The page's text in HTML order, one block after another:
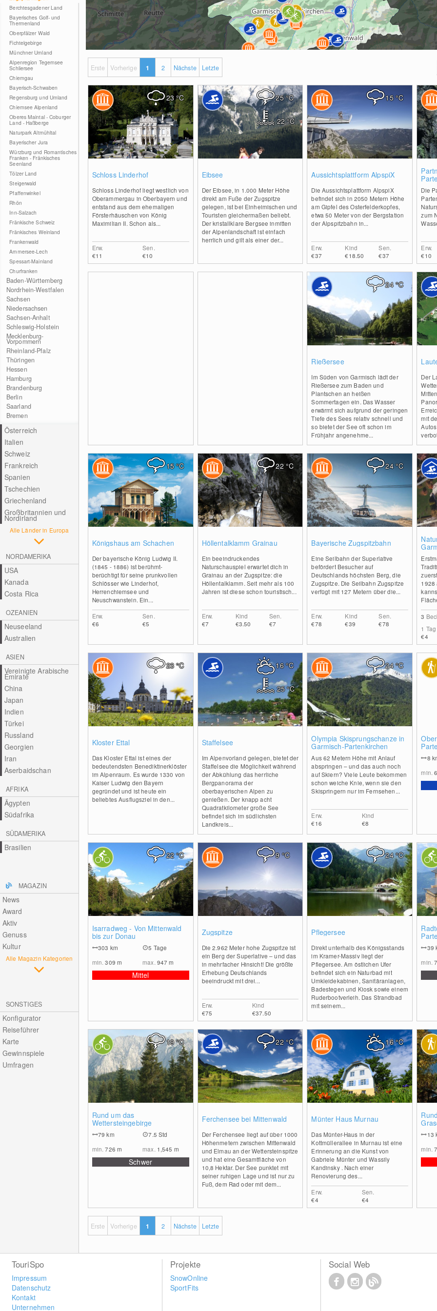
Berchtesgadener Land
Bayerisches Golf- und
Thermenland
Oberpfälzer Wald
Fichtelgebirge
Münchner Umland
Alpenregion Tegernsee
Schliersee
Chiemgau
Bayerisch-Schwaben
Regensburg und Umland
Chiemsee Alpenland
Oberes Maintal - Coburger
Land - Haßberge
Naturpark Altmühltal
Bayerischer Jura
Würzburg und Romantisches
Franken - Fränkisches
Seenland
Tölzer Land
Steigerwald
Pfaffenwinkel
Rhön
Inn-Salzach
Fränkische Schweiz
Fränkisches Weinland
Frankenwald
Ammersee-Lech
Spessart-Mainland
Churfranken
Baden-Württemberg
Nordrhein-Westfalen
Sachsen
Niedersachsen
Sachsen-Anhalt
Schleswig-Holstein
Mecklenburg-
Vorpommern
Rheinland-Pfalz
Thüringen
Hessen
Hamburg
Brandenburg
Berlin
Saarland
Bremen
Österreich
Italien
Schweiz
Frankreich
Spanien
Tschechien
Griechenland
Großbritannien und
Nordirland
Alle Länder in Europa
NORDAMERIKA
USA
Kanada
Costa Rica
OZEANIEN
Neuseeland
Australien
ASIEN
Vereinigte Arabische
Emirate
China
Japan
Indien
Türkei
Russland
Georgien
Iran
Aserbaidschan
AFRIKA
Ägypten
Südafrika
SÜDAMERIKA
Brasilien
MAGAZIN
News
Award
Aktiv
Genuss
Kultur
Alle Magazin Kategorien
SONSTIGES
Konfigurator
Reiseführer
Karte
Gewinnspiele
Umfragen
Erste Vorherige 1 2 Nächste Letzte
Schloss Linderhof
Schloss Linderhof liegt westlich von
Oberammergau in Oberbayern und
entstand aus dem ehemaligen
Försterhäuschen von König
Maximilian II. Schon als...
Erw.
€11
Sen.
€10
23°C
Eibsee
Der Eibsee, in 1.000 Meter Höhe
direkt am Fuße der Zugspitze
gelegen, ist bei Einheimischen und
Touristen gleichermaßen beliebt.
Der kristallklare Bergsee inmitten
der Alpenlandschaft ist einfach
herrlich und gilt als einer der...
25°C
22°C
Aussichtsplattform AlpspiX
Die Aussichtsplattform AlpspiX
befindet sich in 2050 Metern Höhe
am Gipfel des Osterfelderkopfes,
etwa 50 Meter von der Bergstation
der Alpspitzbahn in...
Erw.
€37
Kind
€18.50
Sen.
€37
15°C
Die
zum
Erw.
€10
Rießersee
Im Süden von Garmisch lädt der
Rießersee zum Baden und
Plantschen an heißen
Sommertagen ein. Das Wasser
erwärmt sich aufgrund der geringen
Tiefe des Sees relativ schnell und
so bietet der See oft schon im
Frühjahr angenehme...
24°C
Der
mit
Königshaus am Schachen
Der bayerische König Ludwig II.
(1845 - 1886) ist berühmt-
berüchtigt für seine prunkvollen
Schlösser wie Linderhof,
Herrenchiemsee und
Neuschwanstein. Ein...
Erw.
€6
Sen.
€5
15°C
Höllentalklamm Grainau
Ein beeindruckendes
Naturschauspiel erwartet dich in
Grainau an der Zugspitze: die
Höllentalklamm. Seit mehr als 100
Jahren ist diese schon touristisch...
Erw.
€7
Kind
€3.50
Sen.
€7
22 °C
Bayerische Zugspitzbahn
Eine Seilbahn der Superlative
befördert Besucher auf
Deutschlands höchsten Berg, die
Zugspitze. Die Seilbahn Zugspitze
verfügt mit 127 Metern über die...
Erw.
€78
Kind
€39
Sen.
€78
24°C
1928
3
1 Tag
€4
Kloster Ettal
Das Kloster Ettal ist eines der
bedeutendsten Benediktinerklöster
im Alpenraum. Es wurde 1330 von
Kaiser Ludwig den Bayern
gegründet und ist heute ein
beliebtes Ausflugsziel in den...
23°C
Staffelsee
Im Alpenvorland gelegen, bietet der
Staffelsee die Möglichkeit während
der Abkühlung das herrliche
Bergpanorama der
oberbayerischen Alpen zu
genießen. Der knapp acht
Quadratkilometer große See
befindet sich im südlichsten
Landkreis...
16°C
25°C
Olympia Skisprungschanze in
Garmisch-Partenkirchen
Aus 62 Metern Höhe mit Anlauf
abspringen – und das auch noch
auf Skiern? Viele Leute bekommen
schon weiche Knie, wenn sie den
Skispringern nur im Fernsehen...
Erw.
€16
Kind
€8
24°C
8
min.
Isarradweg - Von Mittenwald
bis zur Donau
303 km
5 Tage
min.309 m max. 947m
Mittel
22°C
Zugspitze
Die 2.962 Meter hohe Zugspitze ist
ein Berg der Superlative – und das
in mehrfacher Hinsicht! Die größte
Erhebung Deutschlands
beeindruckt mit drei...
Erw.
€75
Kind
€37.50
9°C
Pflegersee
Direkt unterhalb des Königsstands
im Kramer-Massiv liegt der
Pflegersee. Am östlichen Ufer
befindet sich ein Naturbad mit
Umkleidekabinen, Sanitäranlagen,
Badestegen und Kiosk sowie einem
Ruderbootverleih. Das Strandbad
mit seinem...
24°C
39
min.
Rund um das
Wettersteingebirge
79km
7.5 Std
min.726 m max. 1,545 m
Schwer
19°C
Ferchensee bei Mittenwald
Der Ferchensee liegt auf über 1000
Höhenmetern zwischen Mittenwald
und Elmau an der Wettersteinspitze
und hat eine Gesamtfläche von
10,8 Hektar. Der See punktet mit
seiner ruhigen Lage und ist nur zu
Fuß, dem Rad oder mit dem...
22°C
Münter Haus Murnau
Das Münter-Haus in der
Kottmüllerallee in Murnau ist eine
Erinnerung an die Kunst von
Gabriele Münter und Wassily
Kandinsky . Nach einer
Renovierung des...
Erw.
€4
Sen.
€4
16°C
13
min.
Erste Vorherige 1 2 Nächste Letzte
TouriSpo
Impressum
Datenschutz
Kontakt
Unternehmen
Projekte
SnowOnline
SportFits
Social Web